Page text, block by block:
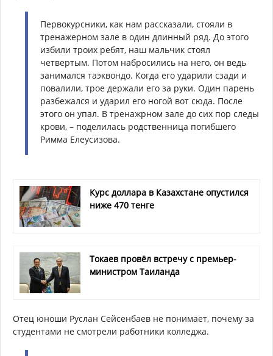
Первокурсники, как нам рассказали, стояли в
тренажерном зале в один длинный ряд. До этого
избили троих ребят, наш мальчик стоял
четвертым. Потом набросились на него, он ведь
занимался таэквондо. Когда его ударили сзади и
повалили, трое держали его за руки. Один парень
разбежался и ударил его ногой вот сюда. После
этого он упал. В тренажрном зале до сих пор следы
крови, – поделилась родственница погибшего
Римма Елеусизова.
Курс доллара в Казахстане опустился
ниже 470 тенге
Токаев провёл встречу с премьер-
министром Таиланда
Отец юноши Руслан Сейсенбаев не понимает, почему за
студентами не смотрели работники колледжа.